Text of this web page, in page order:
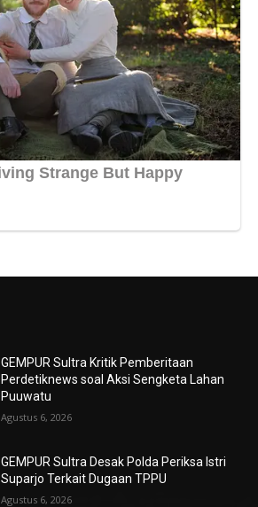
GEMPUR Sultra Kritik Pemberitaan
Perdetiknews soal Aksi Sengketa Lahan
Puuwatu
Agustus 6, 2026
GEMPUR Sultra Desak Polda Periksa Istri
Suparjo Terkait Dugaan TPPU
Agustus 6, 2026